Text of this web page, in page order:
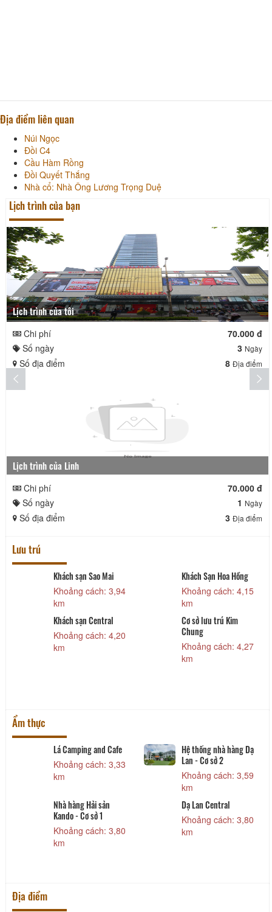
Địa điểm liên quan
Núi Ngọc
Đồi C4
Cầu Hàm Rồng
Đồi Quyết Thắng
Nhà cổ: Nhà Ông Lương Trọng Duệ
Lịch trình của bạn
Lịch trình của tôi
Chi phí
70.000 đ
Số ngày
3 Ngày
Số địa điểm 8 Địa điểm
Lịch trình của Linh
Chi phí
70.000 đ
Số ngày
1 Ngày
Số địa điểm 3 Địa điểm
Lưu trú
Khách sạn Sao Mai
Khoảng cách: 3,94
km
Khách Sạn Hoa Hồng
Khoảng cách: 4,15
km
Khách sạn Central
Khoảng cách: 4,20
km
Cơ sở lưu trú Kim
Chung
Khoảng cách: 4,27
km
Ẩm thực
Lá Camping and Cafe
Khoảng cách: 3,33
km
Hệ thống nhà hàng Dạ
Lan - Cơ sở 2
Khoảng cách: 3,59
km
Nhà hàng Hải sản
Kando - Cơ sở 1
Khoảng cách: 3,80
km
Dạ Lan Central
Khoảng cách: 3,80
km
Địa điểm